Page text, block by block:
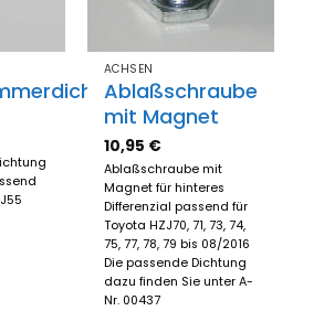
ACHSEN
Ablaßschraube
mit Magnet
10,95 €
Ablaßschraube mit
Magnet für hinteres
Differenzial passend für
Toyota HZJ70, 71, 73, 74,
75, 77, 78, 79 bis 08/2016
Die passende Dichtung
dazu finden Sie unter A-
Nr. 00437